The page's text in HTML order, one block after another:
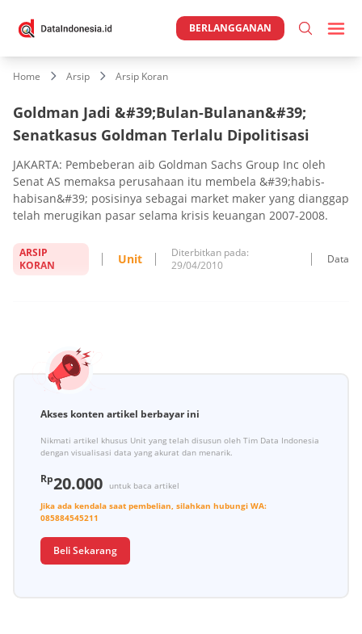
BERLANGGANAN
Home Arsip Arsip Koran
Goldman Jadi &#39;Bulan-Bulanan&#39;
Senatkasus Goldman Terlalu Dipolitisasi
JAKARTA: Pembeberan aib Goldman Sachs Group Inc oleh
Senat AS memaksa perusahaan itu membela &#39;habis-
habisan&#39; posisinya sebagai market maker yang dianggap
telah merugikan pasar selama krisis keuangan 2007-2008.
ARSIP
KORAN
Unit
Diterbitkan pada:
29/04/2010
Data
Akses konten artikel berbayar ini
Nikmati artikel khusus Unit yang telah disusun oleh Tim Data Indonesia
dengan visualisasi data yang akurat dan menarik.
Rp20.000
untuk baca artikel
Jika ada kendala saat pembelian, silahkan hubungi WA:
085884545211
Beli Sekarang